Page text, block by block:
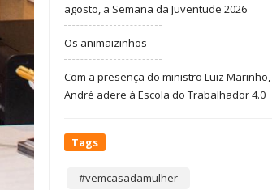
agosto, a Semana da Juventude 2026
Os animaizinhos
Com a presença do ministro Luiz
André adere à Escola do Trabalhador 4.0
Tags
#vemcasadamulher